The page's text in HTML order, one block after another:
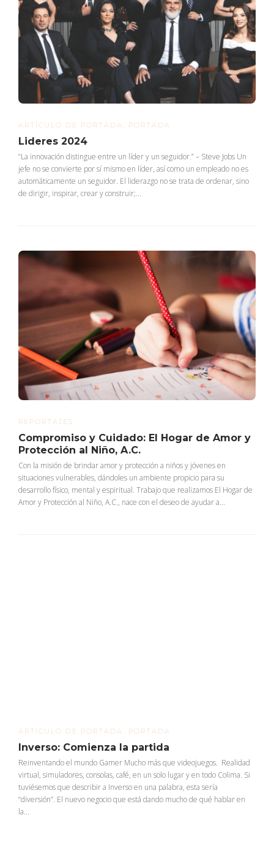
ARTÍCULO DE PORTADA PORTADA
Lideres 2024
“La innovación distingue entre un líder y un seguidor.” – Steve Jobs Un
jefe no se convierte por sí mismo en líder, así como un empleado no es
automáticamente un seguidor. El liderazgo no se trata de ordenar, sino
de dirigir, inspirar, crear y construir;...
REPORTAJES
Compromiso y Cuidado: El Hogar de Amor y
Protección al Niño, A.C.
Con la misión de brindar amor y protección a niños y jóvenes en
situaciones vulnerables, dándoles un ambiente propicio para su
desarrollo físico, mental y espiritual. Trabajo que realizamos El Hogar de
Amor y Protección al Niño, A.C., nace con el deseo de ayudar a...
ARTÍCULO DE PORTADA PORTADA
Inverso: Comienza la partida
Reinventando el mundo Gamer Mucho más que videojuegos. Realidad
virtual, simuladores, consolas, café, en un solo lugar y en todo Colima. Si
tuviésemos que describir a Inverso en una palabra, esta sería
“diversión”. El nuevo negocio que está dando mucho de qué hablar en
la...